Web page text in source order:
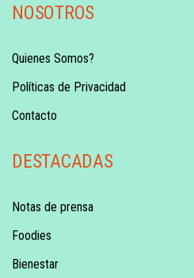
NOSOTROS
Quienes Somos?
Políticas de Privacidad
Contacto
DESTACADAS
Notas de prensa
Foodies
Bienestar